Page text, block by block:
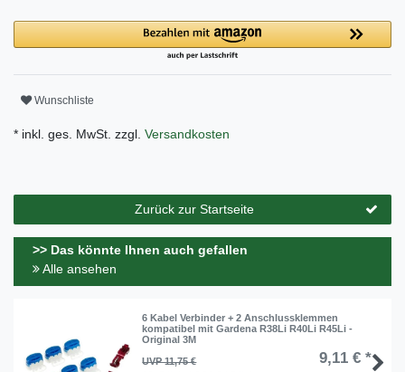
Wunschliste
* inkl. ges. MwSt. zzgl. Versandkosten
Zurück zur Startseite
>> Das könnte Ihnen auch gefallen
Alle ansehen
6 Kabel Verbinder + 2 Anschlussklemmen
kompatibel mit Gardena R38Li R40Li R45Li -
Original 3M
UVP 11,75 €
9,11 € *